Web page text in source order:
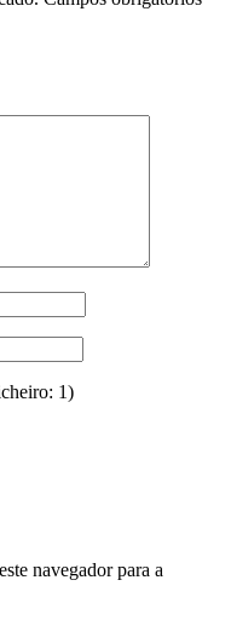
1)
navegador para a